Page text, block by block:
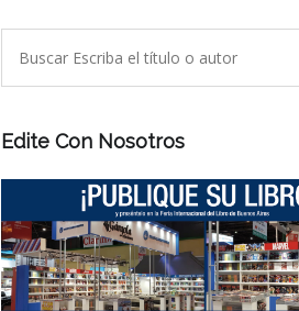
Edite Con Nosotros